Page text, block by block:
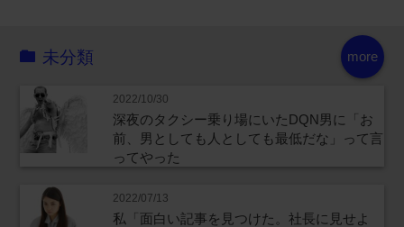
more
未分類
2022/10/30
深夜のタクシー乗り場にいたDQN男に「お
前、男としても人としても最低だな」って言
ってやった
2022/07/13
私「面白い記事を見つけた。社長に見せよ